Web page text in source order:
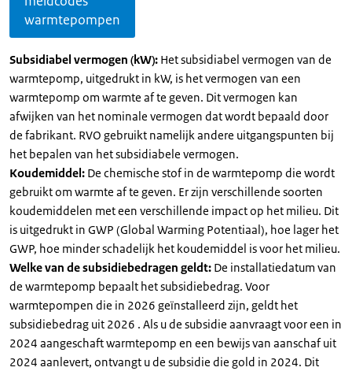
warmtepompen
Subsidiabel vermogen (kW): Het subsidiabel vermogen van de
warmtepomp, uitgedrukt in kW, is het vermogen van een
warmtepomp om warmte af te geven. Dit vermogen kan
afwijken van het nominale vermogen dat wordt bepaald door
de fabrikant. RVO gebruikt namelijk andere uitgangspunten bij
het bepalen van het subsidiabele vermogen.
Koudemiddel: De chemische stof in de warmtepomp die wordt
gebruikt om warmte af te geven. Er zijn verschillende soorten
koudemiddelen met een verschillende impact op het milieu. Dit
is uitgedrukt in GWP (Global Warming Potentiaal), hoe lager het
GWP, hoe minder schadelijk het koudemiddel is voor het milieu.
Welke van de subsidiebedragen geldt: De installatiedatum van
de warmtepomp bepaalt het subsidiebedrag. Voor
warmtepompen die in 2026 geïnstalleerd zijn, geldt het
subsidiebedrag uit 2026 . Als u de subsidie aanvraagt voor een in
2024 aangeschaft warmtepomp en een bewijs van aanschaf uit
2024 aanlevert, ontvangt u de subsidie die gold in 2024. Dit